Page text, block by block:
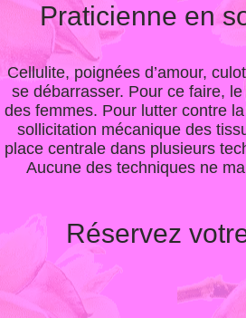
Praticienne en
Cellulite, poignées d’amour,
se débarrasser. Pour ce faire,
des femmes. Pour lutter contre
sollicitation mécanique des
place centrale dans plusieurs
Aucune des techniques ne
Réservez